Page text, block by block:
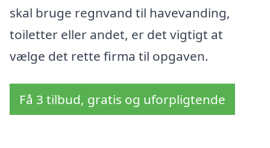
skal bruge regnvand til havevanding,
toiletter eller andet, er det vigtigt at
vælge det rette firma til opgaven.
Få 3 tilbud, gratis og uforpligtende